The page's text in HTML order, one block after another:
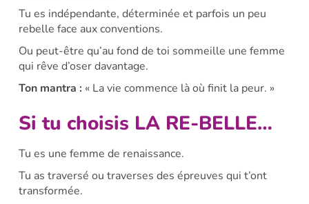
Tu es indépendante, déterminée et parfois un peu
rebelle face aux conventions.
Ou peut-être qu’au fond de toi sommeille une femme
qui rêve d’oser davantage.
Ton mantra : « La vie commence là où finit la peur. »
Si tu choisis LA RE-BELLE…
Tu es une femme de renaissance.
Tu as traversé ou traverses des épreuves qui t’ont
transformée.